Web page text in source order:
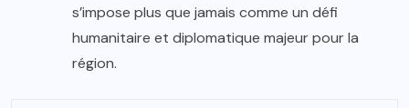
s’impose plus que jamais comme un défi
humanitaire et diplomatique majeur pour la
région.